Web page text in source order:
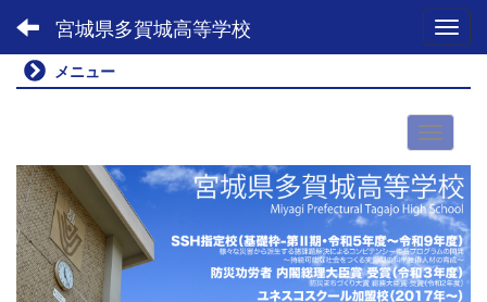
宮城県多賀城高等学校
メニュー